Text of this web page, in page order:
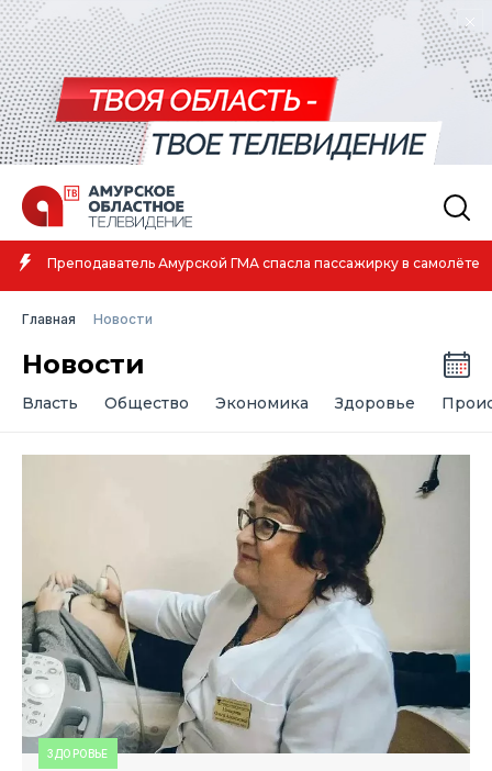
Амурская спортсменка выиграла первенство России по лёгкой
атлетике
Главная Новости
Новости
Власть Общество Экономика Здоровье
ЗДОРОВЬЕ